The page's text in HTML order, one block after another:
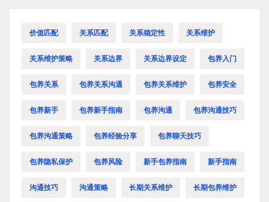
价值匹配 关系匹配 关系稳定性 关系维护
关系维护策略 关系边界 关系边界设定 包养入门
包养关系 包养关系沟通 包养关系维护 包养安全
包养新手 包养新手指南 包养沟通 包养沟通技巧
包养沟通策略 包养经验分享 包养聊天技巧
包养隐私保护 包养风险 新手包养指南 新手指南
沟通技巧 沟通策略 长期关系维护 长期包养维护